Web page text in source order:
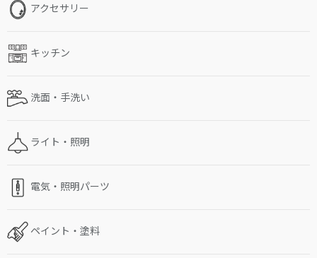
アクセサリー
キッチン
洗面・手洗い
ライト・照明
電気・照明パーツ
ペイント・塗料